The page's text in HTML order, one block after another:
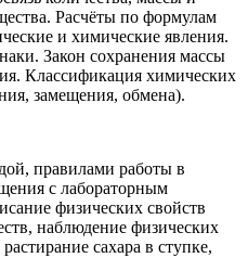
Расчёты по формулам
и химические явления.
Закон сохранения массы
Классификация химических
замещения, обмена).
правилами работы в
с лабораторным
физических свойств
наблюдение физических
сахара в ступке,